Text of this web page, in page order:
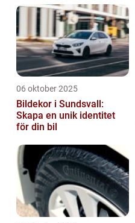
06 oktober 2025
Bildekor i Sundsvall:
Skapa en unik identitet
för din bil